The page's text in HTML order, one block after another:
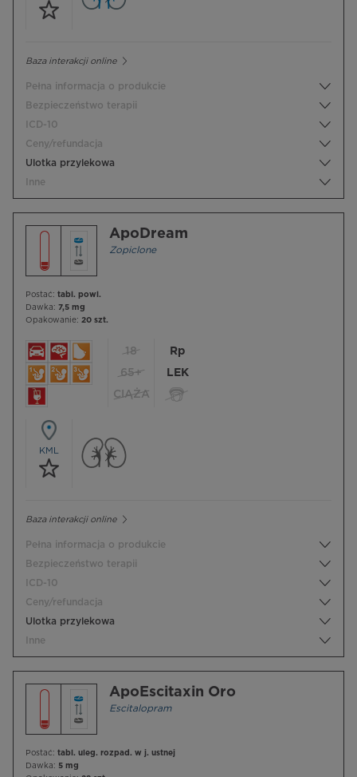
Baza interakcji online
Pełna informacja o produkcie
Bezpieczeństwo terapii
ICD-10
Ceny/refundacja
Ulotka przylekowa
Inne
ApoDream
Zopiclone
Postać: tabl. powl.
Dawka: 7,5 mg
Opakowanie: 20 szt.
18
65+
CIĄŻA
Rp
LEK
KML
Baza interakcji online
Pełna informacja o produkcie
Bezpieczeństwo terapii
ICD-10
Ceny/refundacja
Ulotka przylekowa
Inne
ApoEscitaxin Oro
Escitalopram
Postać: tabl. uleg. rozpad. w j. ustnej
Dawka: 5 mg